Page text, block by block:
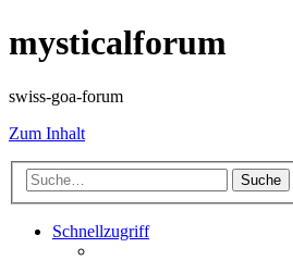
mysticalforum
swiss-goa-forum
Zum Inhalt
Suche
Schnellzugriff